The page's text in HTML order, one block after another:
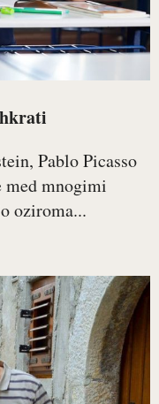
Pablo Picasso
med mnogimi
oziroma...